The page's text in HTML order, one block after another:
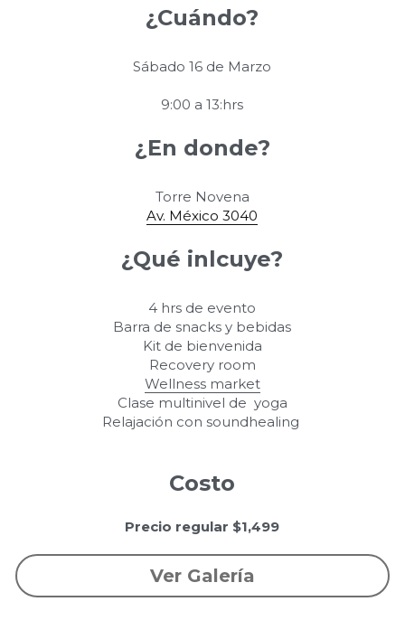
¿Cuándo?
Sábado 16 de Marzo
9:00 a 13:hrs
¿En donde?
Torre Novena
Av. México 3040
¿Qué inlcuye?
4 hrs de evento
Barra de snacks y bebidas
Kit de bienvenida
Recovery room
Wellness market
Clase multinivel de  yoga
Relajación con soundhealing
Costo
Precio regular $1,499
Ver Galería